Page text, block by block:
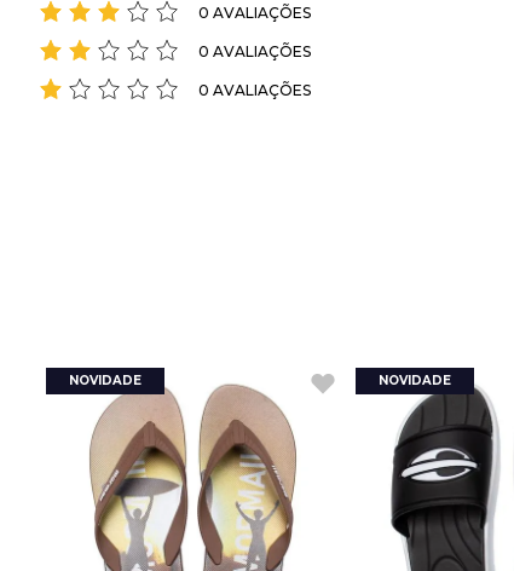
0 AVALIAÇÕES
0 AVALIAÇÕES
0 AVALIAÇÕES